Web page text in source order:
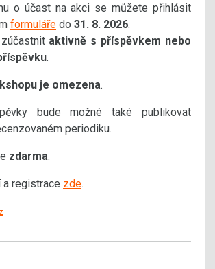
o účast na akci se můžete přihlásit
formuláře do 31. 8. 2026.
aktivně s příspěvkem nebo
.
je omezena.
bude možné také publikovat
periodiku.
zdarma.
registrace zde.